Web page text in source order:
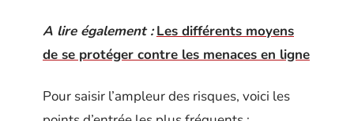
A lire également : Les différents moyens
de se protéger contre les menaces en ligne
Pour saisir l’ampleur des risques, voici les